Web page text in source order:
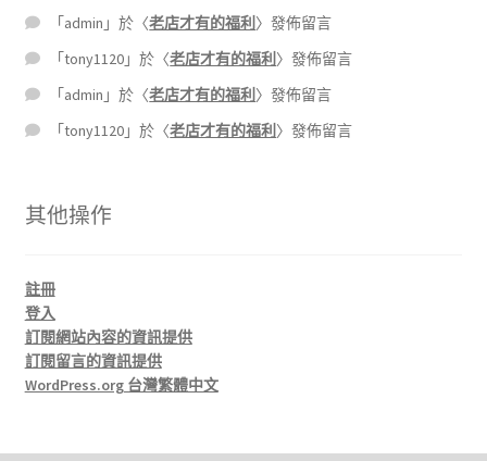
「 admin 」於〈老店才有的福利 〉發佈留言
「tony1120 」於〈老店才有的福利 〉發佈留言
「 admin 」於〈老店才有的福利 〉發佈留言
「tony1120 」於〈老店才有的福利 〉發佈留言
其他操作
註冊
登入
訂閱網站內容的資訊提供
訂閱留言的資訊提供
WordPress.org 台灣繁體中文